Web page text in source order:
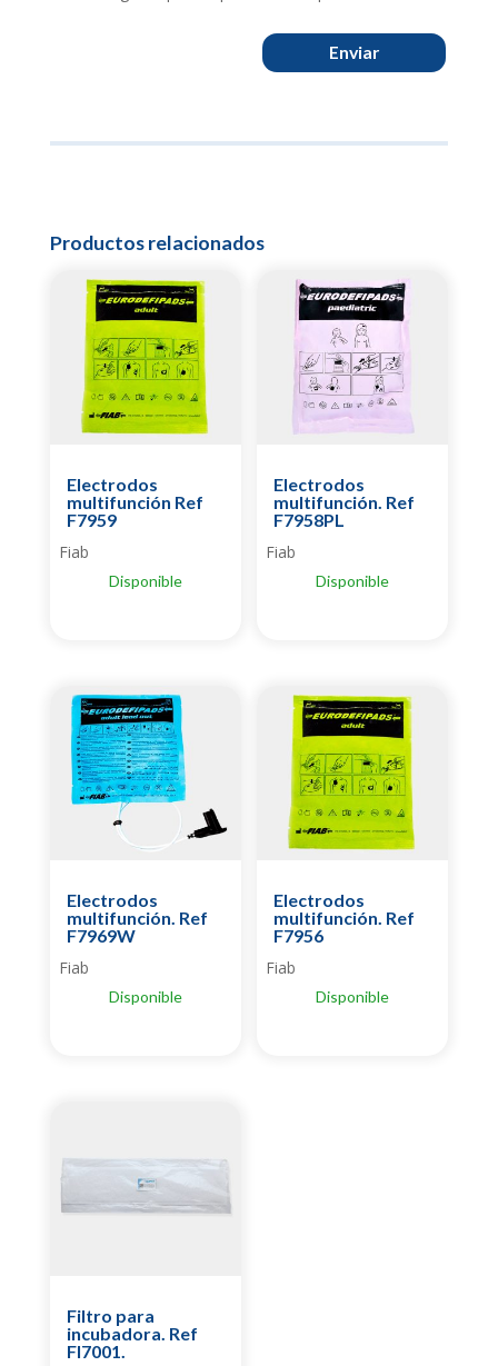
Enviar
Productos relacionados
Electrodos
multifunción Ref
F7959
Fiab
Disponible
Electrodos
multifunción. Ref
F7958PL
Fiab
Disponible
Electrodos
multifunción. Ref
F7969W
Fiab
Disponible
Electrodos
multifunción. Ref
F7956
Fiab
Disponible
Filtro para
incubadora. Ref
FI7001.